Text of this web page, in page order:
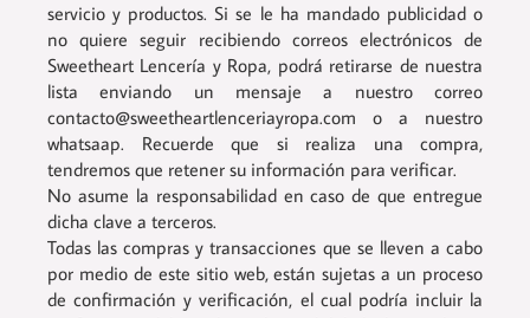
servicio y productos. Si se le ha mandado publicidad o
no quiere seguir recibiendo correos electrónicos de
Sweetheart Lencería y Ropa, podrá retirarse de nuestra
lista enviando un mensaje a nuestro correo
contacto@sweetheartlenceriayropa.com o a nuestro
whatsaap. Recuerde que si realiza una compra,
tendremos que retener su información para verificar.
No asume la responsabilidad en caso de que entregue
dicha clave a terceros.
Todas las compras y transacciones que se lleven a cabo
por medio de este sitio web, están sujetas a un proceso
de confirmación y verificación, el cual podría incluir la